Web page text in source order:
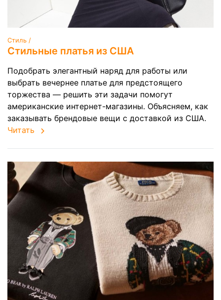
Стиль /
Стильные платья из США
Подобрать элегантный наряд для работы или
выбрать вечернее платье для предстоящего
торжества — решить эти задачи помогут
американские интернет-магазины. Объясняем, как
заказывать брендовые вещи с доставкой из США.
Читать